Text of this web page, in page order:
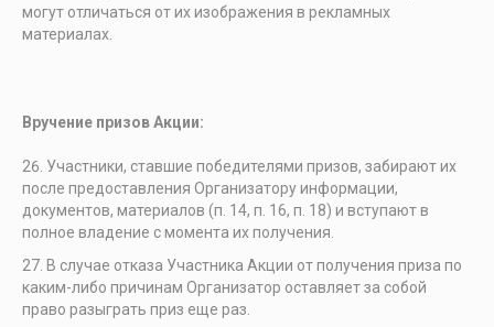
могут отличаться от их изображения в рекламных
материалах.
Вручение призов Акции:
Участники, ставшие победителями призов, забирают их
после предоставления Организатору информации,
документов, материалов (п. 14, п. 16, п. 18) и вступают в
полное владение с момента их получения.
В случае отказа Участника Акции от получения приза по
каким-либо причинам Организатор оставляет за собой
право разыграть приз еще раз.